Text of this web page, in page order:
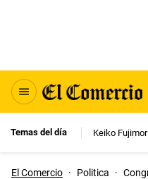
Temas del día Keiko
El Comercio · Politica ·